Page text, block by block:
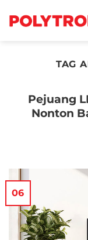
TAG
Pejuang
Nonton
06